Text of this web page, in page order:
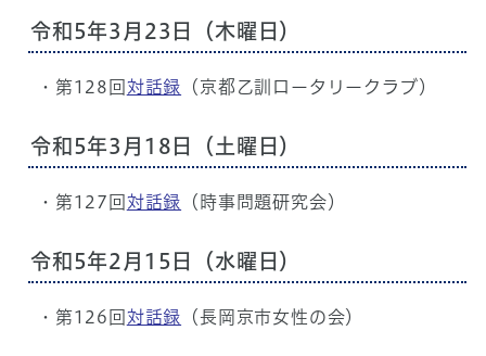
令和5年3⽉23⽇（⽊曜⽇）
・第128回 対話録 （京都⼄訓ロータリークラブ）
令和5年3月18日（土曜日）
・第127回 対話録 （時事問題研究会）
令和5年2月15日（水曜日）
・第126回 対話録 （長岡京市女性の会）